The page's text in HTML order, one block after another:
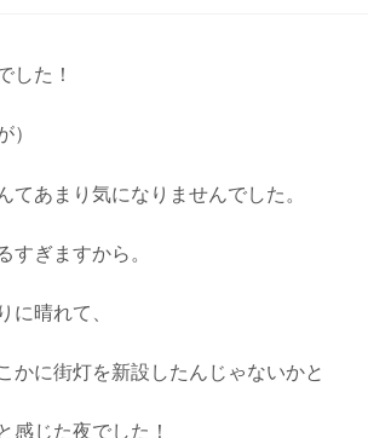
した！
）
てあまり気になりませんでした。
すぎますから。
に晴れて、
かに街灯を新設したんじゃないかと
感じた夜でした！